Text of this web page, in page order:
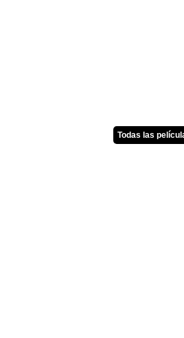
Todas las